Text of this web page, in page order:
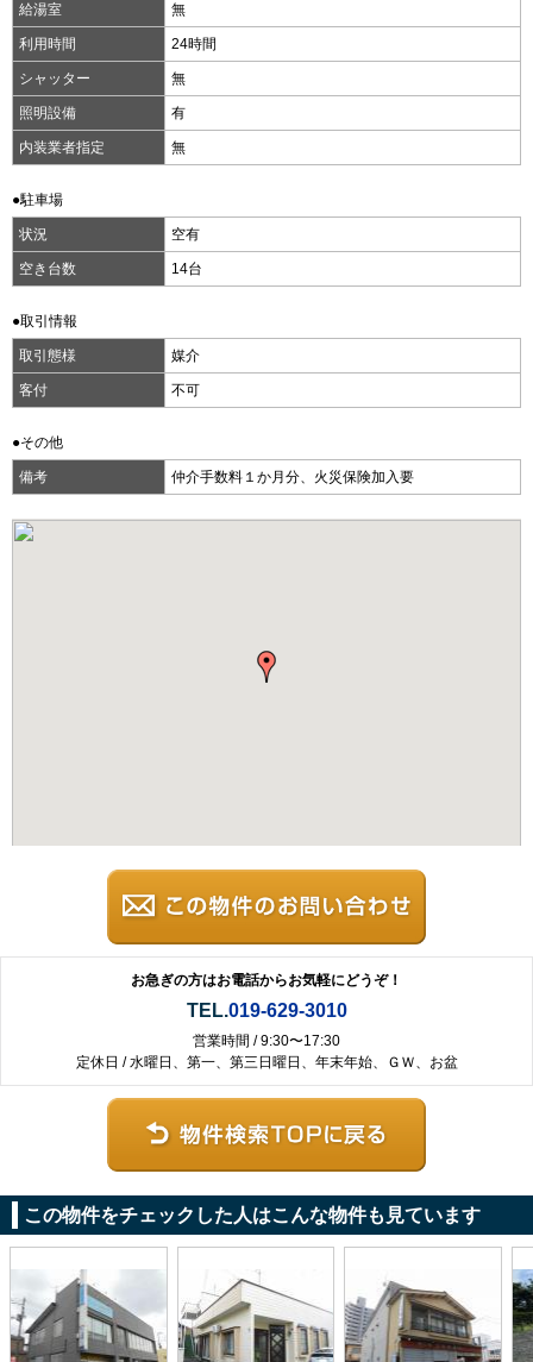
給湯室 無
利用時間 24時間
シャッター 無
照明設備 有
内装業者指定 無
●駐車場
状況 空有
空き台数 14台
●取引情報
取引態様 媒介
客付 不可
●その他
備考 仲介手数料１か月分、火災保険加入要
お急ぎの方はお電話からお気軽にどうぞ！
TEL.019-629-3010
営業時間 / 9:30〜17:30
定休日 / 水曜日、第一、第三日曜日、年末年始、ＧＷ、お盆
この物件をチェックした人はこんな物件も見ています